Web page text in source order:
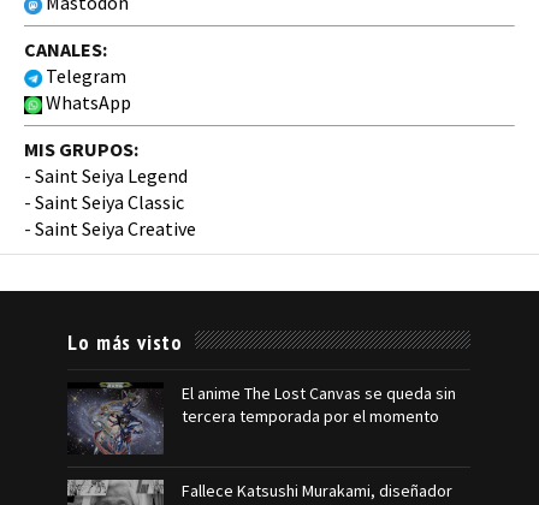
CANALES:
Telegram
WhatsApp
MIS GRUPOS:
- Saint Seiya Legend
- Saint Seiya Classic
- Saint Seiya Creative
Lo más visto
El anime The Lost Canvas se queda sin
tercera temporada por el momento
Fallece Katsushi Murakami, diseñador